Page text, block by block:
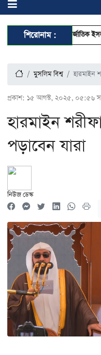
শিরোনাম :
আসছেন দুই আন্তর্জাতিক ইসলামিক
মুসলিম বিশ্ব হারমাইন
প্রকাশ: ১৫ আগস্ট, ২০২৫, ০৫:৫৬
হারমাইন
পড়াবেন যারা
নিউজ ডেস্ক